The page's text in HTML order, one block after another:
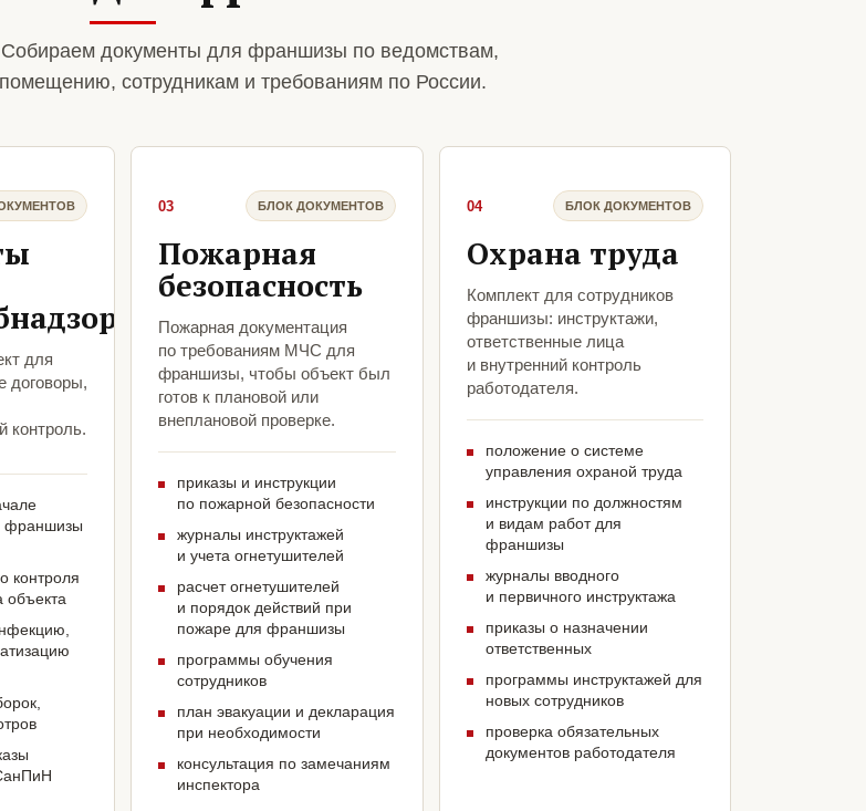
документы для франшизы по ведомствам,
сотрудникам и требованиям по России.
для
договоры,
контроль.
франшизы
контроля
объекта
03 БЛОК ДОКУМЕНТОВ
Пожарная
безопасность
Пожарная документация
по требованиям МЧС для
франшизы, чтобы объект был
готов к плановой или
внеплановой проверке.
приказы и инструкции
по пожарной безопасности
журналы инструктажей
и учета огнетушителей
расчет огнетушителей
и порядок действий при
пожаре для франшизы
программы обучения
сотрудников
план эвакуации и декларация
при необходимости
консультация по замечаниям
инспектора
04 БЛОК ДОКУМЕНТОВ
Охрана труда
Комплект для сотрудников
франшизы: инструктажи,
ответственные лица
и внутренний контроль
работодателя.
положение о системе
управления охраной труда
инструкции по должностям
и видам работ для
франшизы
журналы вводного
и первичного инструктажа
приказы о назначении
ответственных
программы инструктажей для
новых сотрудников
проверка обязательных
документов работодателя